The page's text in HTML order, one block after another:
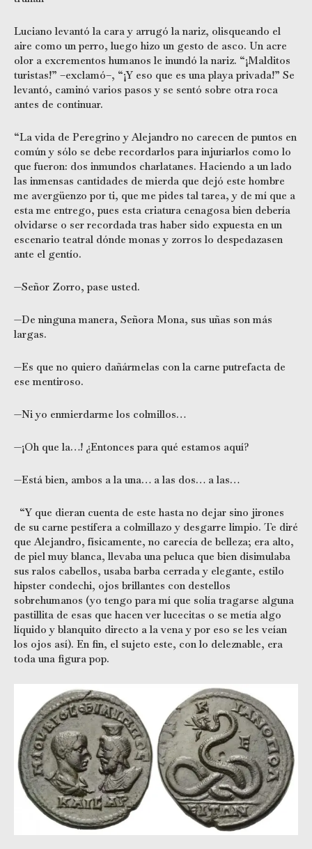
Luciano levantó la cara y arrugó la nariz, olisqueando el
aire como un perro, luego hizo un gesto de asco. Un acre
olor a excrementos humanos le inundó la nariz. “¡Malditos
turistas!” –exclamó–, “¡Y eso que es una playa privada!” Se
levantó, caminó varios pasos y se sentó sobre otra roca
antes de continuar.
“La vida de Peregrino y Alejandro no carecen de puntos en
común y sólo se debe recordarlos para injuriarlos como lo
que fueron: dos inmundos charlatanes. Haciendo a un lado
las inmensas cantidades de mierda que dejó este hombre
me avergüenzo por ti, que me pides tal tarea, y de mí que a
esta me entrego, pues esta criatura cenagosa bien debería
olvidarse o ser recordada tras haber sido expuesta en un
escenario teatral dónde monas y zorros lo despedazasen
ante el gentío.
—Señor Zorro, pase usted.
—De ninguna manera, Señora Mona, sus uñas son más
largas.
—Es que no quiero dañármelas con la carne putrefacta de
ese mentiroso.
—Ni yo enmierdarme los colmillos…
—¡Oh que la…! ¿Entonces para qué estamos aquí?
—Está bien, ambos a la una… a las dos… a las…
“Y que dieran cuenta de este hasta no dejar sino jirones
de su carne pestífera a colmillazo y desgarre limpio. Te diré
que Alejandro, físicamente, no carecía de belleza; era alto,
de piel muy blanca, llevaba una peluca que bien disimulaba
sus ralos cabellos, usaba barba cerrada y elegante, estilo
hipster condechi, ojos brillantes con destellos
sobrehumanos (yo tengo para mí que solía tragarse alguna
pastillita de esas que hacen ver lucecitas o se metía algo
líquido y blanquito directo a la vena y por eso se les veían
los ojos así). En fin, el sujeto este, con lo deleznable, era
toda una figura pop.